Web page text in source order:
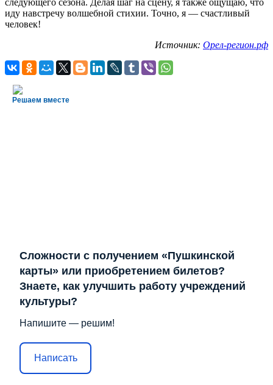
иду навстречу волшебной стихии. Точно, я — счастливый
человек!
Источник: Орел-регион.рф
Решаем вместе
Сложности с получением «Пушкинской
карты» или приобретением билетов?
Знаете, как улучшить работу учреждений
культуры?
Напишите — решим!
Написать